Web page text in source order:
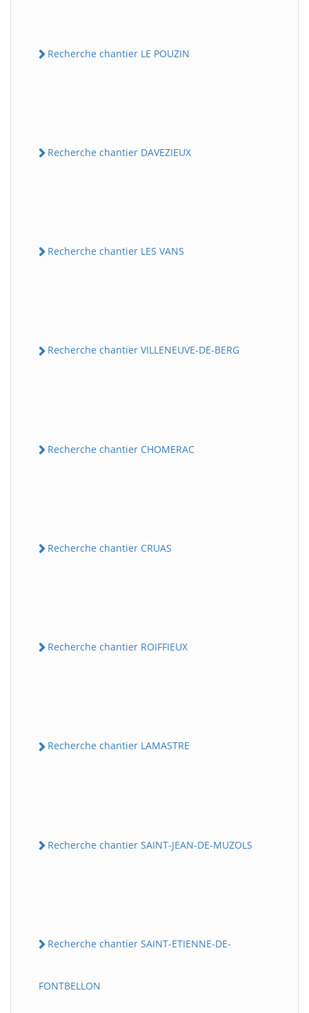
Recherche chantier LE POUZIN
Recherche chantier DAVEZIEUX
Recherche chantier LES VANS
Recherche chantier VILLENEUVE-DE-BERG
Recherche chantier CHOMERAC
Recherche chantier CRUAS
Recherche chantier ROIFFIEUX
Recherche chantier LAMASTRE
Recherche chantier SAINT-JEAN-DE-MUZOLS
Recherche chantier SAINT-ETIENNE-DE-
FONTBELLON